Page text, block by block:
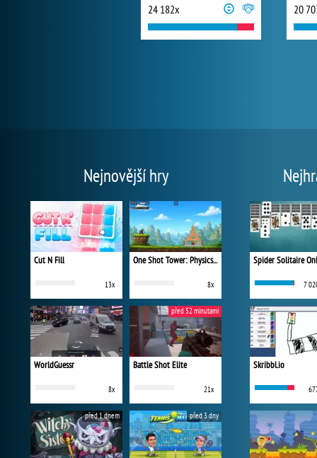
24 182x 20
Nejnovější hry
Cut N Fill
13x
One Shot Tower: Physics Destroyer
8x
WorldGuessr
8x
Battle Shot Elite
21x
před 52 minutami
před 1 dnem před 3 dny
Spider Solitaire
7
Skribbl.io